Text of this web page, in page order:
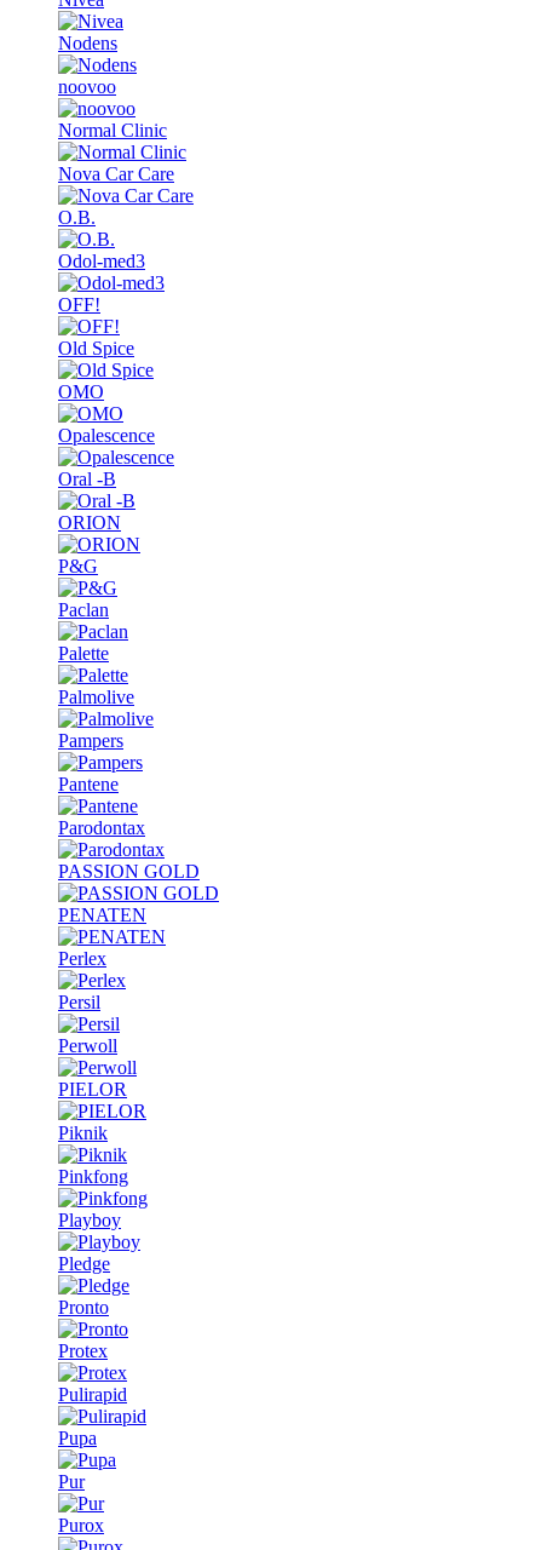
Nodens
noovoo
Normal Clinic
Nova Car Care
O.B.
Odol-med3
OFF!
Old Spice
OMO
Opalescence
Oral -B
ORION
P&G
Paclan
Palette
Palmolive
Pampers
Pantene
Parodontax
PASSION GOLD
PENATEN
Perlex
Persil
Perwoll
PIELOR
Piknik
Pinkfong
Playboy
Pledge
Pronto
Protex
Pulirapid
Pupa
Pur
Purox